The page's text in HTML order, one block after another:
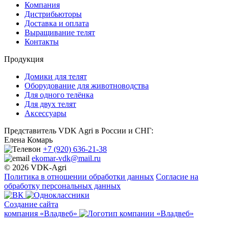
Компания
Дистрибьюторы
Доставка и оплата
Выращивание телят
Контакты
Продукция
Домики для телят
Оборудование для животноводства
Для одного телёнка
Для двух телят
Аксессуары
Представитель VDK Agri в России и СНГ:
Елена Комарь
+7 (920) 636-21-38
ekomar-vdk@mail.ru
© 2026 VDK-Agri
Политика в отношении обработки данных Согласие на
обработку персональных данных
Создание сайта
компания «Владвеб»